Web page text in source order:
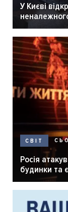
У Києві
розпліднику
СВІТ
Росія
будинки та